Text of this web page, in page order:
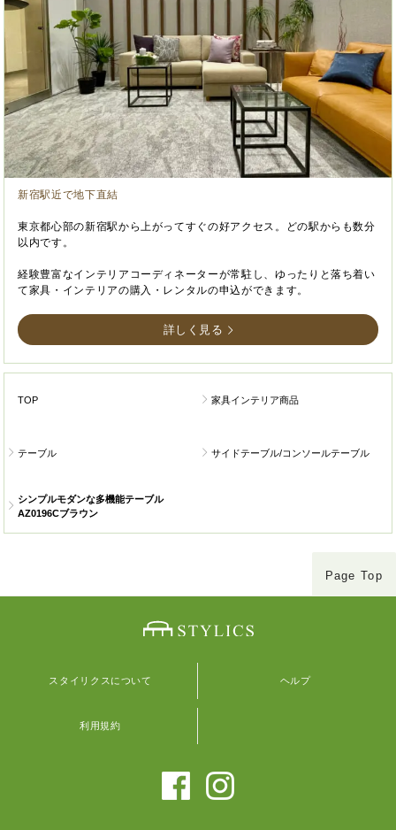
新宿駅近で地下直結
東京都心部の新宿駅から上がってすぐの好アクセス。どの駅からも数分
以内です。
経験豊富なインテリアコーディネーターが常駐し、ゆったりと落ち着い
て家具・インテリアの購入・レンタルの申込ができます。
詳しく見る
TOP 家具インテリア商品
テーブル サイドテーブル/コンソールテーブル
シンプルモダンな多機能テーブル
AZ0196Cブラウン
Page Top
スタイリクスについて ヘルプ
利用規約